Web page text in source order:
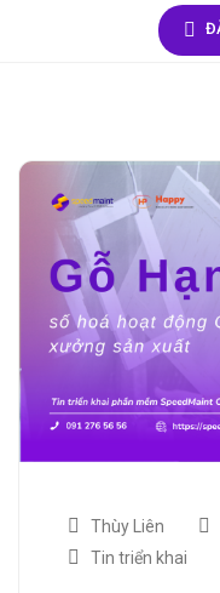
Thùy Liên
Tin triển khai